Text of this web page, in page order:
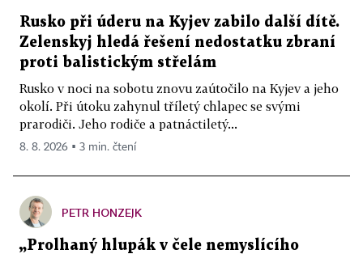
Rusko při úderu na Kyjev zabilo další dítě.
Zelenskyj hledá řešení nedostatku zbraní
proti balistickým střelám
Rusko v noci na sobotu znovu zaútočilo na Kyjev a jeho
okolí. Při útoku zahynul tříletý chlapec se svými
prarodiči. Jeho rodiče a patnáctiletý...
8. 8. 2026 ▪ 3 min. čtení
PETR HONZEJK
„Prolhaný hlupák v čele nemyslícího